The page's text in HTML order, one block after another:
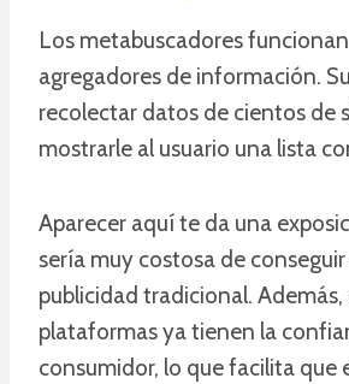
Los metabuscadores
agregadores de información.
recolectar datos de cientos de
mostrarle al usuario una lista
Aparecer aquí te da una
sería muy costosa de
publicidad tradicional. Además,
plataformas ya tienen la
consumidor, lo que facilita que